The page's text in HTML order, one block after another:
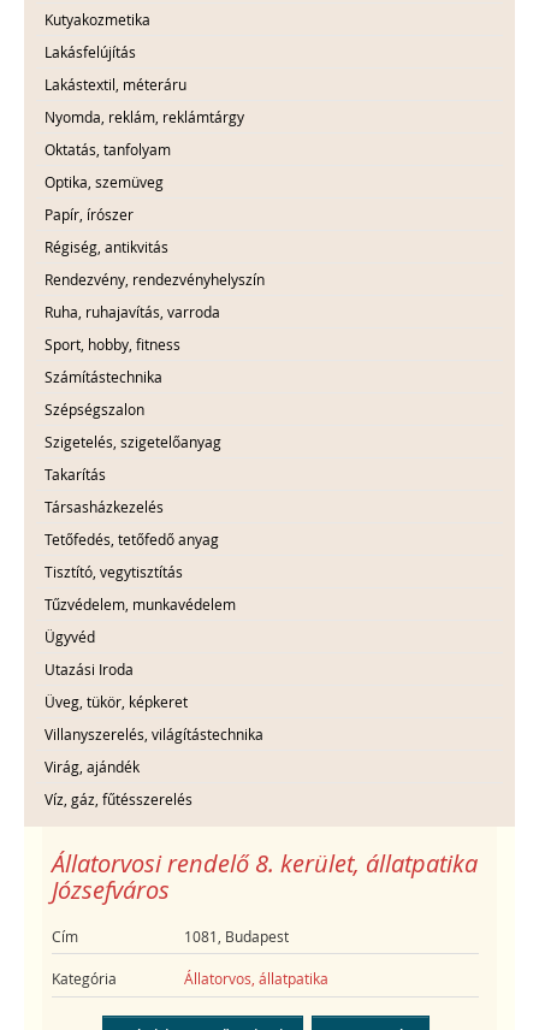
Kutyakozmetika
Lakásfelújítás
Lakástextil, méteráru
Nyomda, reklám, reklámtárgy
Oktatás, tanfolyam
Optika, szemüveg
Papír, írószer
Régiség, antikvitás
Rendezvény, rendezvényhelyszín
Ruha, ruhajavítás, varroda
Sport, hobby, fitness
Számítástechnika
Szépségszalon
Szigetelés, szigetelőanyag
Takarítás
Társasházkezelés
Tetőfedés, tetőfedő anyag
Tisztító, vegytisztítás
Tűzvédelem, munkavédelem
Ügyvéd
Utazási Iroda
Üveg, tükör, képkeret
Villanyszerelés, világítástechnika
Virág, ajándék
Víz, gáz, fűtésszerelés
Állatorvosi rendelő 8. kerület, állatpatika
Józsefváros
Cím 1081, Budapest
Kategória Állatorvos, állatpatika